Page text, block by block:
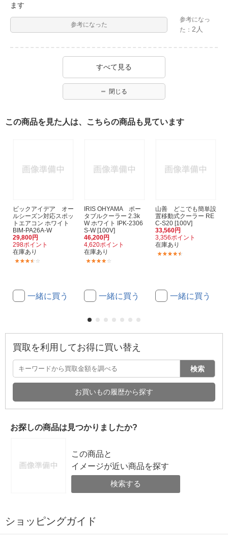
ます
参考になった
参考になっ
た：2人
すべて見る
閉じる
この商品を見た人は、こちらの商品も見ています
ビックアイデア オー
ルシーズン対応スポッ
トエアコン ホワイト
BIM-PA26A-W
29,800円
298ポイント
在庫あり
一緒に買う
IRIS OHYAMA ポー
タブルクーラー 2.3k
W ホワイト IPK-2306
S-W [100V]
46,200円
4,620ポイント
在庫あり
一緒に買う
山善 どこでも簡単設
置移動式クーラー RE
C-S20 [100V]
33,560円
3,356ポイント
在庫あり
一緒に買う
買取を利用してお得に買い替え
検索
お買いもの履歴から探す
お探しの商品は見つかりましたか?
この商品と
イメージが近い商品を探す
検索する
ショッピングガイド